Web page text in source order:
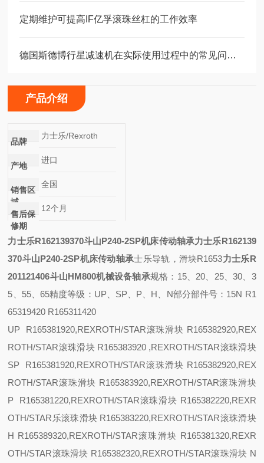
定期维护可提高IF亿孚滚珠丝杠的工作效率
德国斯德博行星减速机在实际使用过程中的常见问题相应解决方法分享
产品介绍
品牌
力士乐/Rexroth
产地
进口
销售区
域
全国
售后保
修期
12个月
力士乐R162139370斗山P240-2SP机床传动轴承力士乐R162139
370斗山P240-2SP机床传动轴承士乐导轨，滑块R1653力士乐R
201121406斗山HM800机械设备轴承规格： 15、20、25、30、3
5、55、65精度等级： UP、SP、P、H、N部分部件号： 15N R1
65319420 R165311420
UP R165381920,REXROTH/STAR滚珠滑块 R165382920,REX
ROTH/STAR滚珠滑块 R165383920 ,REXROTH/STAR滚珠滑块
SP R165381920,REXROTH/STAR滚珠滑块 R165382920,REX
ROTH/STAR滚珠滑块 R165383920,REXROTH/STAR滚珠滑块
P R165381220,REXROTH/STAR滚珠滑块 R165382220,REXR
OTH/STAR乐滚珠滑块 R165383220,REXROTH/STAR滚珠滑块
H R165389320,REXROTH/STAR滚珠滑块 R165381320,REXR
OTH/STAR滚珠滑块 R165382320,REXROTH/STAR滚珠滑块 N